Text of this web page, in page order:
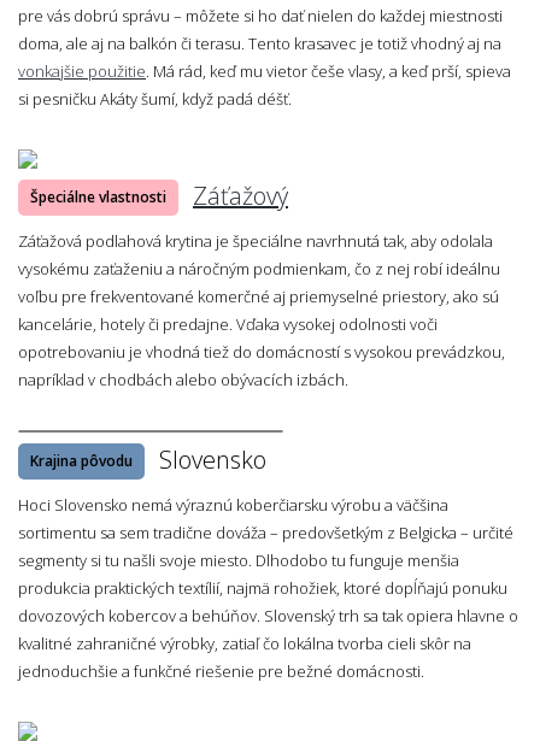
pre vás dobrú správu – môžete si ho dať nielen do každej miestnosti
doma, ale aj na balkón či terasu. Tento krasavec je totiž vhodný aj na
vonkajšie použitie . Má rád, keď mu vietor češe vlasy, a keď prší, spieva
si pesničku Akáty šumí, když padá déšť.
Špeciálne vlastnosti Záťažový
Záťažová podlahová krytina je špeciálne navrhnutá tak, aby odolala
vysokému zaťaženiu a náročným podmienkam, čo z nej robí ideálnu
voľbu pre frekventované komerčné aj priemyselné priestory, ako sú
kancelárie, hotely či predajne. Vďaka vysokej odolnosti voči
opotrebovaniu je vhodná tiež do domácností s vysokou prevádzkou,
napríklad v chodbách alebo obývacích izbách.
Krajina pôvodu Slovensko
Hoci Slovensko nemá výraznú koberčiarsku výrobu a väčšina
sortimentu sa sem tradične dováža – predovšetkým z Belgicka – určité
segmenty si tu našli svoje miesto. Dlhodobo tu funguje menšia
produkcia praktických textílií, najmä rohožiek, ktoré dopĺňajú ponuku
dovozových kobercov a behúňov. Slovenský trh sa tak opiera hlavne o
kvalitné zahraničné výrobky, zatiaľ čo lokálna tvorba cieli skôr na
jednoduchšie a funkčné riešenie pre bežné domácnosti.